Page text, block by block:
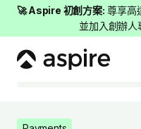
🚀 Aspire 初創方案: 尊享高
並加入創辦人
Payments 跨境收款：拆解 3